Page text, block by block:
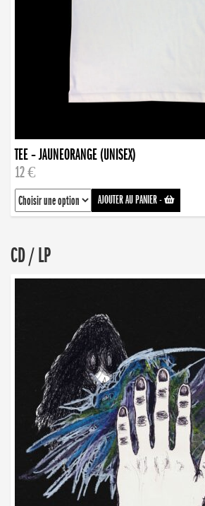
TEE – JAUNEORANGE (UNISEX)
12 €
AJOUTER AU PANIER-
CD / LP